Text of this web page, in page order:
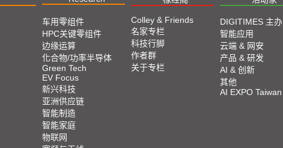
车用零组件
HPC关键零组件
边缘运算
化合物/功率半导体
Green Tech
EV Focus
新兴科技
亚洲供应链
智能制造
智能家庭
物联网
Colley & Friends
名家专栏
科技行脚
作者群
关于专栏
DIGITIMES 主办
智能应用
云端 & 网安
产品 & 研发
AI & 创新
其他
AI EXPO Taiwan